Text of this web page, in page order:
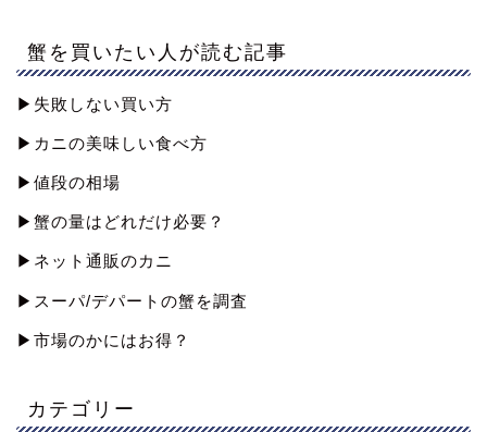
蟹を買いたい人が読む記事
▶︎失敗しない買い方
▶︎カニの美味しい食べ方
▶︎値段の相場
▶︎蟹の量はどれだけ必要？
▶︎ネット通販のカニ
▶︎スーパ/デパートの蟹を調査
▶︎市場のかにはお得？
カテゴリー